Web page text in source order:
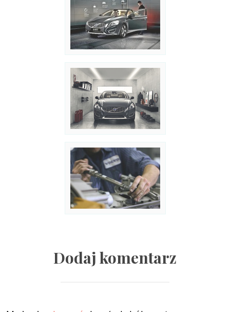
Dodaj komentarz